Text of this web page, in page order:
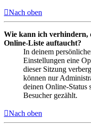
Nach oben
Wie kann ich verhindern,
Online-Liste auftaucht?
In deinem
Einstellungen eine
dieser Sitzung
können nur
deinen Online-Status
Besucher gezählt.
Nach oben